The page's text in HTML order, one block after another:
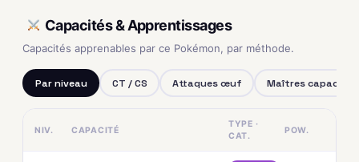
Capacités & Apprentissages
Capacités apprenables par ce Pokémon, par méthode.
Par niveau CT / CS Attaques œuf Maîtres capacités
NIV. CAPACITÉ
TYPE ·
CAT.
POW.